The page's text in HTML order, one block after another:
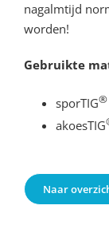
nagalmtijd
worden!
Gebruikte
sporTIG®
akoesTIG
Naar